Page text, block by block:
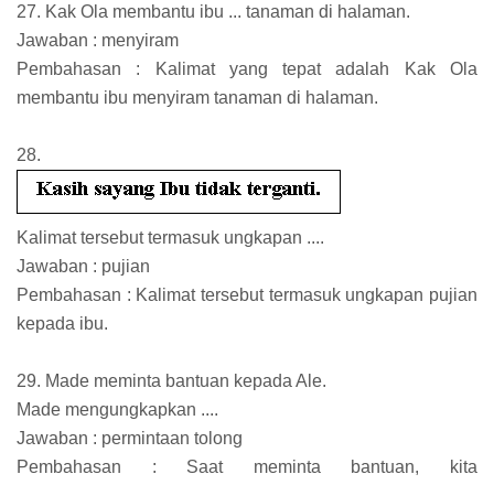
27. Kak Ola membantu ibu ... tanaman di halaman.
Jawaban : menyiram
Pembahasan : Kalimat yang tepat adalah Kak Ola
membantu ibu menyiram tanaman di halaman.
28.
Kalimat tersebut termasuk ungkapan ....
Jawaban : pujian
Pembahasan : Kalimat tersebut termasuk ungkapan pujian
kepada ibu.
29. Made meminta bantuan kepada Ale.
Made mengungkapkan ....
Jawaban : permintaan tolong
Pembahasan : Saat meminta bantuan, kita